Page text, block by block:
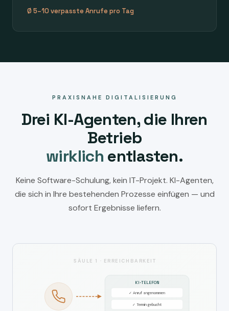
Ø 5–10 verpasste Anrufe pro Tag
PRAXISNAHE DIGITALISIERUNG
Drei KI-Agenten, die Ihren
Betrieb
wirklich entlasten.
Keine Software-Schulung, kein IT-Projekt. KI-Agenten,
die sich in Ihre bestehenden Prozesse einfügen — und
sofort Ergebnisse liefern.
SÄULE 1 · ERREICHBARKEIT
KI-TELEFON
✓ Anruf angenommen
✓ Termin gebucht